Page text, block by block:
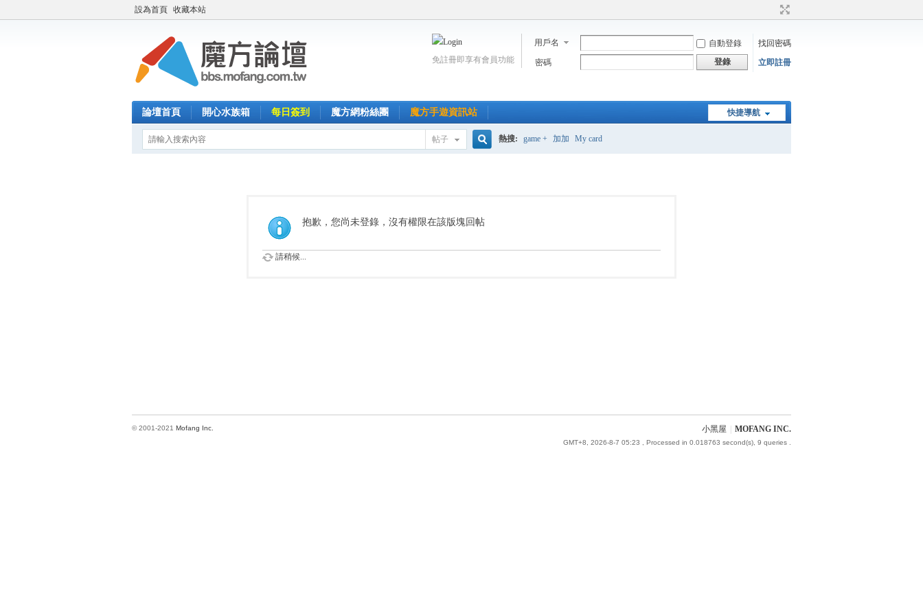
設為首頁 收藏本站
用戶名 自動登錄
找回密碼
密碼
登錄 立即註冊
免註冊即享有會員功能
快捷導航
論壇首頁 開心水族箱 每日簽到 魔方網粉絲團 魔方手遊資訊站
帖子
索
熱搜: game + 加加 My card
抱歉，您尚未登錄，沒有權限在該版塊回帖
請稍候...
小黑屋 MOFANG INC.
GMT+8, 2026-8-7 05:23 , Processed in 0.018763 second(s), 9 queries .
© 2001-2021 Mofang Inc.